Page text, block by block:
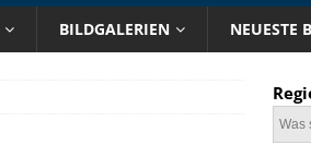
BILDGALERIEN NEUESTE